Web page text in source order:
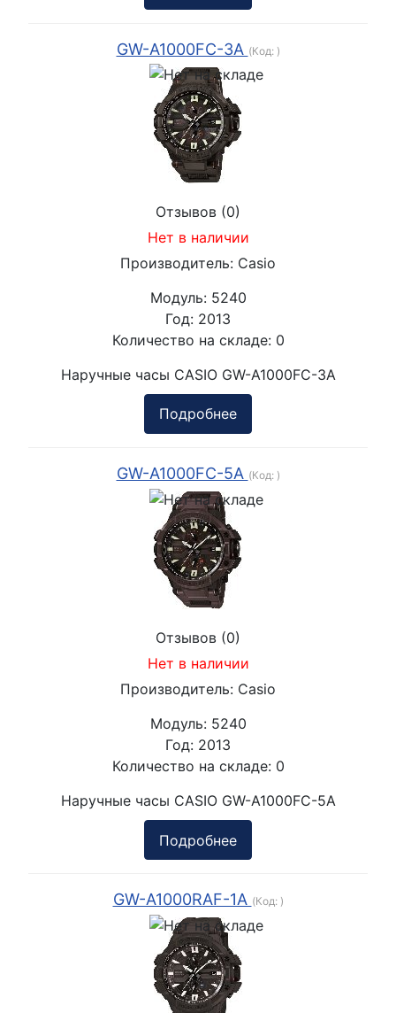
GW-A1000FC-3A (Код: )
Отзывов (0)
Нет в наличии
Производитель: Casio
Модуль: 5240
Год: 2013
Количество на складе: 0
Наручные часы CASIO GW-A1000FC-3A
Подробнее
GW-A1000FC-5A (Код: )
Отзывов (0)
Нет в наличии
Производитель: Casio
Модуль: 5240
Год: 2013
Количество на складе: 0
Наручные часы CASIO GW-A1000FC-5A
Подробнее
GW-A1000RAF-1A (Код: )